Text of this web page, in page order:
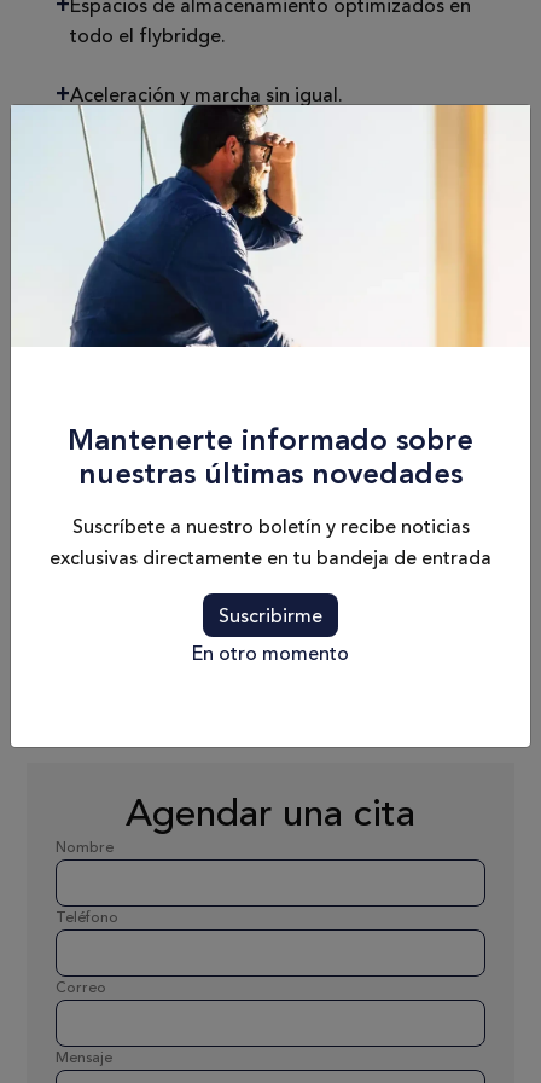
Mantenerte informado sobre
nuestras últimas novedades
Suscríbete a nuestro boletín y recibe noticias
exclusivas directamente en tu bandeja de entrada
Suscribirme
En otro momento
Espacios de almacenamiento optimizados en
todo el flybridge.
Aceleración y marcha sin igual.
Eficiencia de combustible incomparable.
Especificaciones
Calado
0.69 m / 2'3"
Capacidad de
Combustible
Agendar una cita
Nombre
Teléfono
Correo
Mensaje